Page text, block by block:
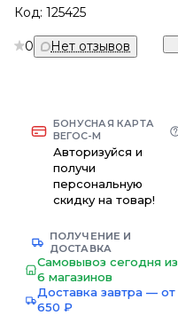
Код: 125425
0 Нет отзывов
БОНУСНАЯ КАРТА
ВЕГОС-М
Авторизуйся и
получи
персональную
скидку на товар!
ПОЛУЧЕНИЕ И
ДОСТАВКА
Самовывоз сегодня из
6 магазинов
Доставка завтра — от
650 ₽